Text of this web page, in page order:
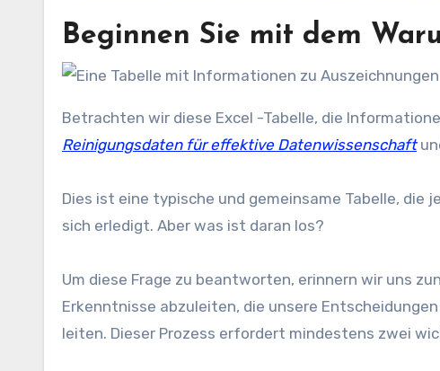
Beginnen Sie mit dem
Betrachten wir diese Excel -Tabelle, die
Reinigungsdaten für effektive Datenwissenschaft
Dies ist eine typische und gemeinsame Tabelle,
sich erledigt. Aber was ist daran los?
Um diese Frage zu beantworten, erinnern wir uns
Erkenntnisse abzuleiten, die unsere
leiten. Dieser Prozess erfordert mindestens zwei